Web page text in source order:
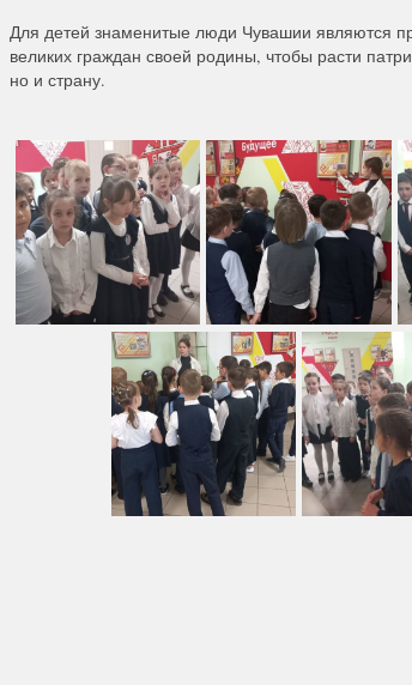
Для детей знаменитые люди Чувашии являются
великих граждан своей родины, чтобы расти
но и страну.